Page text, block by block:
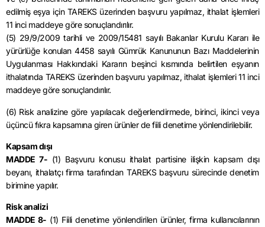
edilmiş eşya için TAREKS üzerinden başvuru yapılmaz, ithalat işlemleri
11 inci maddeye göre sonuçlandırılır.
(5) 29/9/2009 tarihli ve 2009/15481 sayılı Bakanlar Kurulu Kararı ile
yürürlüğe konulan 4458 sayılı Gümrük Kanununun Bazı Maddelerinin
Uygulanması Hakkındaki Kararın beşinci kısmında belirtilen eşyanın
ithalatında TAREKS üzerinden başvuru yapılmaz, ithalat işlemleri 11 inci
maddeye göre sonuçlandırılır.
(6) Risk analizine göre yapılacak değerlendirmede, birinci, ikinci veya
üçüncü fıkra kapsamına giren ürünler de fiili denetime yönlendirilebilir.
Kapsam dışı
MADDE 7- (1) Başvuru konusu ithalat partisine ilişkin kapsam dışı
beyanı, ithalatçı firma tarafından TAREKS başvuru sürecinde denetim
birimine yapılır.
Risk analizi
MADDE 8- (1) Fiili denetime yönlendirilen ürünler, firma kullanıcılarının